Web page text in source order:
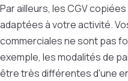
Par ailleurs, les CGV
adaptées à votre activité.
commerciales ne sont pas
exemple, les modalités de
être très différentes d'une